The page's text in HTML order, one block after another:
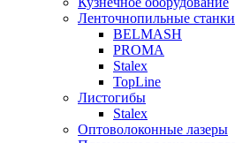
Ленточнопильные станки
BELMASH
PROMA
Stalex
TopLine
Листогибы
Stalex
Оптоволоконные лазеры